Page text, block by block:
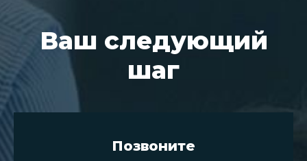
Ваш следующий
шаг
Позвоните